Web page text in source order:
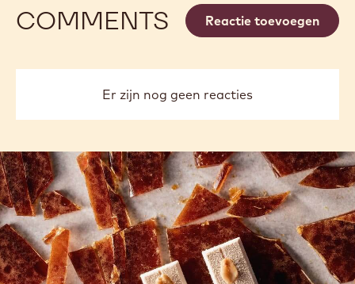
COMMENTS Reactie toevoegen
Er zijn nog geen reacties